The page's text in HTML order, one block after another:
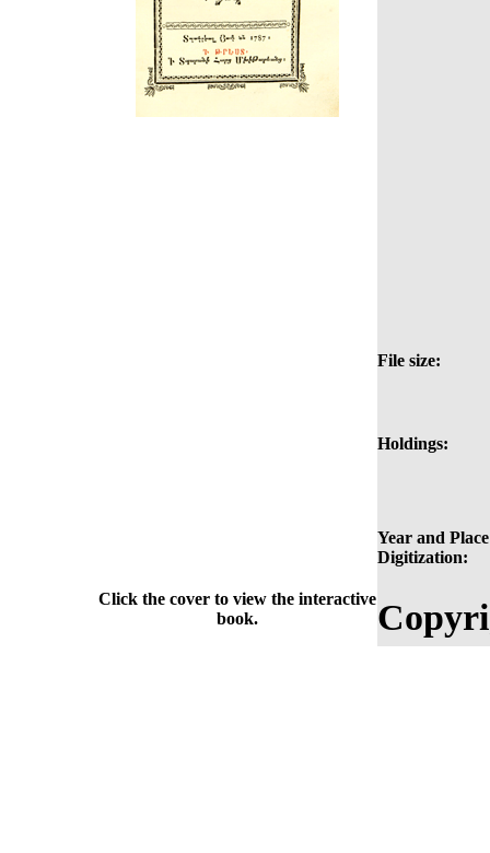
File size:
Holdings:
Year and
Digitization:
Click the cover to view the interactive
book.